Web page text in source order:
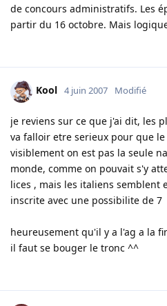
de concours administratifs. Les
partir du 16 octobre. Mais
Kool 4 juin 2007 Modifié
je reviens sur ce que j'ai dit, les
va falloir etre serieux pour que
visiblement on est pas la seule
monde, comme on pouvait s'y
lices , mais les italiens semblent
inscrite avec une possibilite de 7
heureusement qu'il y a l'ag a la
il faut se bouger le tronc ^^